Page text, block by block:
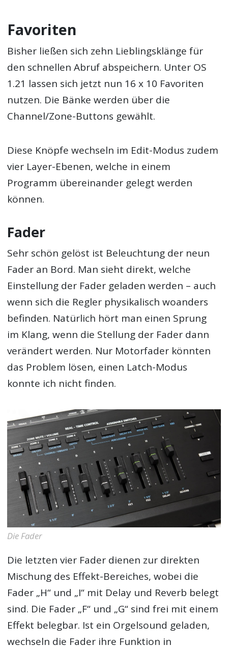
Favoriten
Bisher ließen sich zehn Lieblingsklänge für
den schnellen Abruf abspeichern. Unter OS
1.21 lassen sich jetzt nun 16 x 10 Favoriten
nutzen. Die Bänke werden über die
Channel/Zone-Buttons gewählt.
Diese Knöpfe wechseln im Edit-Modus zudem
vier Layer-Ebenen, welche in einem
Programm übereinander gelegt werden
können.
Fader
Sehr schön gelöst ist Beleuchtung der neun
Fader an Bord. Man sieht direkt, welche
Einstellung der Fader geladen werden – auch
wenn sich die Regler physikalisch woanders
befinden. Natürlich hört man einen Sprung
im Klang, wenn die Stellung der Fader dann
verändert werden. Nur Motorfader könnten
das Problem lösen, einen Latch-Modus
konnte ich nicht finden.
Die Fader
Die letzten vier Fader dienen zur direkten
Mischung des Effekt-Bereiches, wobei die
Fader „H“ und „I“ mit Delay und Reverb belegt
sind. Die Fader „F“ und „G“ sind frei mit einem
Effekt belegbar. Ist ein Orgelsound geladen,
wechseln die Fader ihre Funktion in